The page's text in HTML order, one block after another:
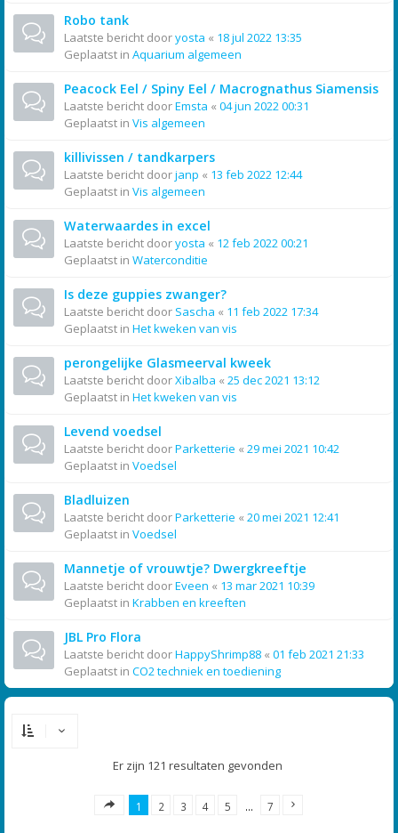
Robo tank
Laatste bericht dooryosta « 18 jul 2022 13:35
Geplaatst in Aquarium algemeen
Peacock Eel / Spiny Eel / Macrognathus Siamensis
Laatste bericht doorEmsta « 04 jun 2022 00:31
Geplaatst in Vis algemeen
killivissen / tandkarpers
Laatste bericht doorjanp « 13 feb 2022 12:44
Geplaatst in Vis algemeen
Waterwaardes in excel
Laatste bericht dooryosta « 12 feb 2022 00:21
Geplaatst in Waterconditie
Is deze guppies zwanger?
Laatste bericht door Sascha « 11 feb 2022 17:34
Geplaatst in Het kweken van vis
perongelijke Glasmeerval kweek
Laatste bericht doorXibalba « 25 dec 2021 13:12
Geplaatst in Het kweken van vis
Levend voedsel
Laatste bericht doorParketterie « 29 mei 2021 10:42
Geplaatst in Voedsel
Bladluizen
Laatste bericht doorParketterie « 20 mei 2021 12:41
Geplaatst in Voedsel
Mannetje of vrouwtje? Dwergkreeftje
Laatste bericht doorEveen « 13 mar 2021 10:39
Geplaatst in Krabben en kreeften
JBL Pro Flora
Laatste bericht doorHappyShrimp88 « 01 feb 2021 21:33
Geplaatst in CO2 techniek en toediening
Er zijn 121 resultaten gevonden
1 2 3 4 5 … 7